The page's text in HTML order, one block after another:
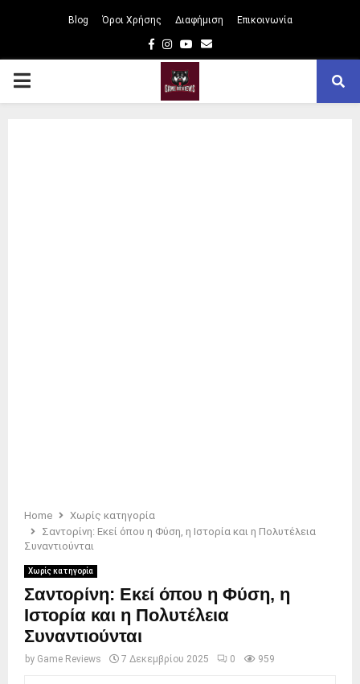
Blog Όροι Χρήσης Διαφήμιση Επικοινωνία
Facebook
Instagram
Youtube
Email
PRIMARY
Home
Χωρίς κατηγορία
Σαντορίνη: Εκεί όπου η Φύση, η Ιστορία και η Πολυτέλεια
Συναντιούνται
Χωρίς κατηγορία
Σαντορίνη: Εκεί όπου η Φύση, η
Ιστορία και η Πολυτέλεια
Συναντιούνται
by Game Reviews 7 Δεκεμβρίου 2025 0 959